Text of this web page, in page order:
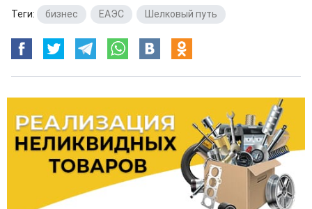
Теги: бизнес ЕАЭС Шелковый путь